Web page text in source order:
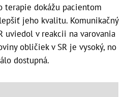
dokážu pacientom
jeho kvalitu. Komunikačný
uviedol v reakcii na varovania
obličiek v SR je vysoký, no
dostupná.